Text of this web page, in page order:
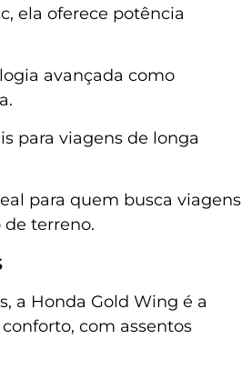
ela oferece potência
avançada como
para viagens de longa
para quem busca viagens
terreno.
a Honda Gold Wing é a
com assentos